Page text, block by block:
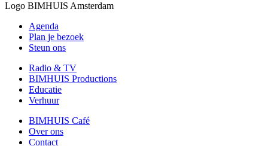
Logo BIMHUIS Amsterdam
Agenda
Plan je bezoek
Steun ons
Radio & TV
BIMHUIS Productions
Educatie
Verhuur
BIMHUIS Café
Over ons
Contact